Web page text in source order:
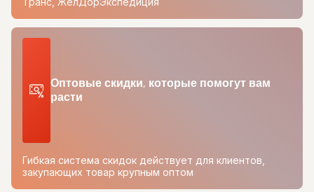
Оптовые скидки, которые помогут вам
расти
Гибкая система скидок действует для клиентов,
закупающих товар крупным оптом